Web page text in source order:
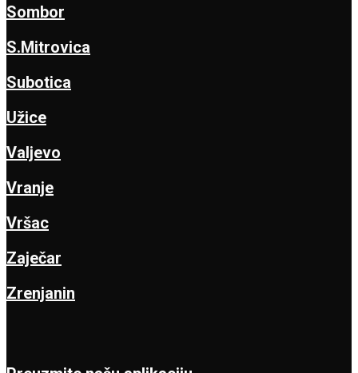
Sombor
S.Mitrovica
Subotica
Užice
Valjevo
Vranje
Vršac
Zaječar
Zrenjanin